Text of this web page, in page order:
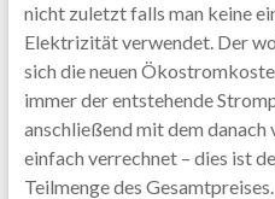
nicht zuletzt falls man keine
Elektrizität verwendet. Der
sich die neuen
immer der entstehende
anschließend mit dem
einfach verrechnet – dies ist
Teilmenge des